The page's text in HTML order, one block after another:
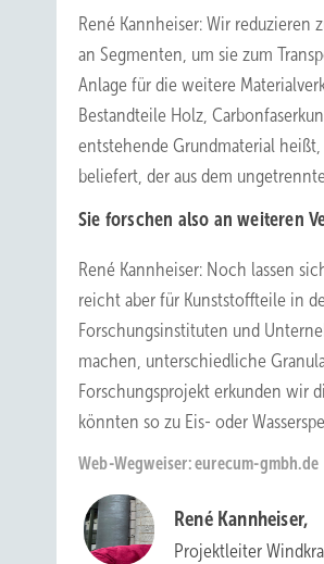
René Kannheiser: Wir
an Segmenten, um sie zum
Anlage für die weitere
Bestandteile Holz,
entstehende Grundmaterial
beliefert, der aus dem
Sie forschen also an weiteren
René Kannheiser: Noch lassen
reicht aber für Kunststoffteile in
Forschungsinstituten und
machen, unterschiedliche
Forschungsprojekt erkunden wir
könnten so zu Eis- oder
Web-Wegweiser: eurecum-gmbh.de
René Kannheiser,
Projektleiter